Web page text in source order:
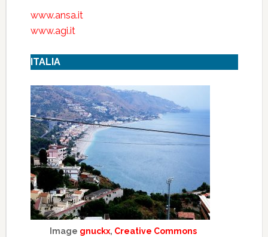
www.ansa.it
www.agi.it
ITALIA
Image gnuckx, Creative Commons